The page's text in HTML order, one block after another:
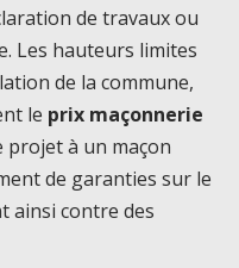
de travaux ou
Les hauteurs limites
de la commune,
le prix maçonnerie
projet à un maçon
de garanties sur le
ainsi contre des